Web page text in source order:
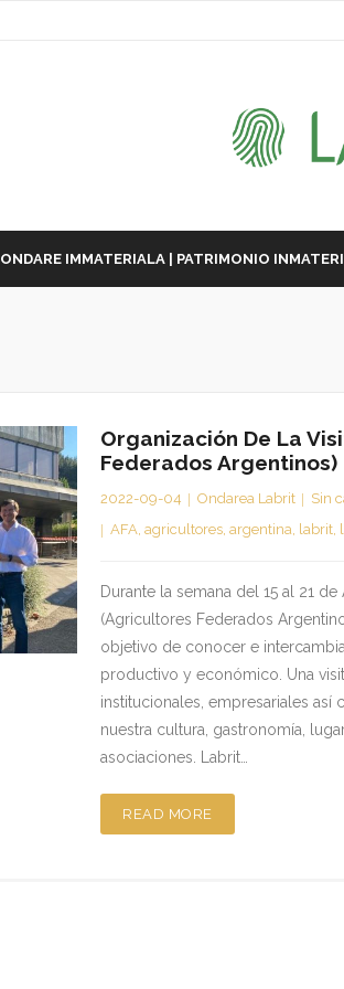
ONDARE IMMATERIALA | PATRIMONIO
Organización De La
Federados Argentinos)
2022-09-04 Ondarea Labrit
Sin
AFA,agricultores,argentina, labrit,
Durante la semana del 15 al 21
(Agricultores Federados
objetivo de conocer e
productivo y económico. Una
institucionales, empresariales
nuestra cultura, gastronomía,
asociaciones. Labrit…
READ MORE